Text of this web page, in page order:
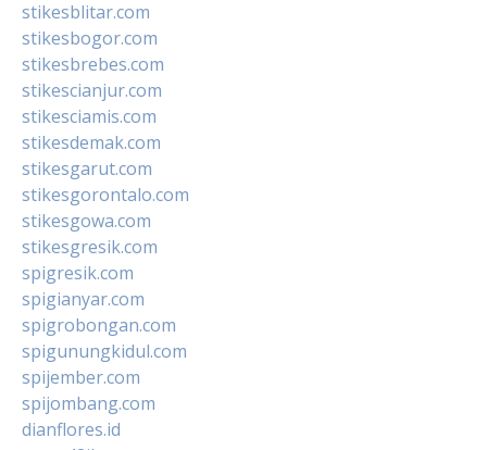
stikesblitar.com
stikesbogor.com
stikesbrebes.com
stikescianjur.com
stikesciamis.com
stikesdemak.com
stikesgarut.com
stikesgorontalo.com
stikesgowa.com
stikesgresik.com
spigresik.com
spigianyar.com
spigrobongan.com
spigunungkidul.com
spijember.com
spijombang.com
dianflores.id